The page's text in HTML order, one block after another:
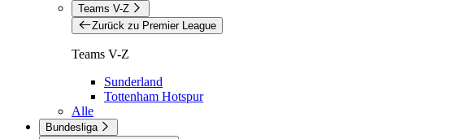
Teams V-Z
Zurück zu Premier League
Teams V-Z
Sunderland
Tottenham Hotspur
Alle
Bundesliga